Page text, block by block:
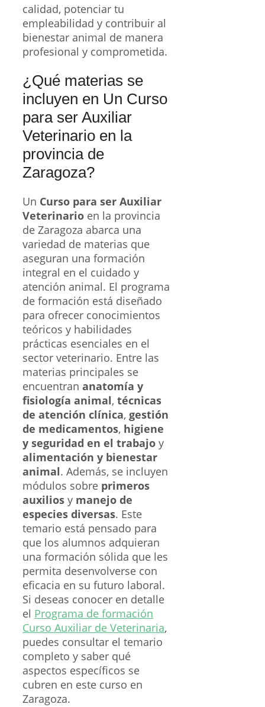
calidad, potenciar tu
empleabilidad y contribuir al
bienestar animal de manera
profesional y comprometida.
¿Qué materias se
incluyen en Un Curso
para ser Auxiliar
Veterinario en la
provincia de
Zaragoza?
Un Curso para ser Auxiliar
Veterinario en la provincia
de Zaragoza abarca una
variedad de materias que
aseguran una formación
integral en el cuidado y
atención animal. El programa
de formación está diseñado
para ofrecer conocimientos
teóricos y habilidades
prácticas esenciales en el
sector veterinario. Entre las
materias principales se
encuentran anatomía y
fisiología animal, técnicas
de atención clínica, gestión
de medicamentos, higiene
y seguridad en el trabajo y
alimentación y bienestar
animal. Además, se incluyen
módulos sobre primeros
auxilios y manejo de
especies diversas. Este
temario está pensado para
que los alumnos adquieran
una formación sólida que les
permita desenvolverse con
eficacia en su futuro laboral.
Si deseas conocer en detalle
el Programa de formación
Curso Auxiliar de Veterinaria,
puedes consultar el temario
completo y saber qué
aspectos específicos se
cubren en este curso en
Zaragoza.